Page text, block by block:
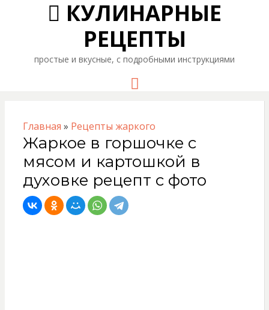
КУЛИНАРНЫЕ
РЕЦЕПТЫ
простые и вкусные, с подробными инструкциями
Главная » Рецепты жаркого
Жаркое в горшочке с
мясом и картошкой в
духовке рецепт с фото